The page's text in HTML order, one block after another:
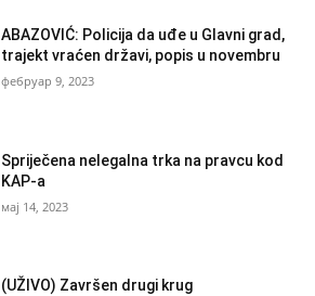
ABAZOVIĆ: Policija da uđe u Glavni grad,
trajekt vraćen državi, popis u novembru
фебруар 9, 2023
Spriječena nelegalna trka na pravcu kod
KAP-a
мај 14, 2023
(UŽIVO) Završen drugi krug